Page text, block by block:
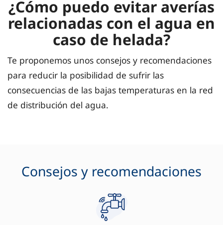
¿Cómo puedo evitar averías
relacionadas con el agua en
caso de helada?
Te proponemos unos consejos y recomendaciones
para reducir la posibilidad de sufrir las
consecuencias de las bajas temperaturas en la red
de distribución del agua.
Consejos y recomendaciones